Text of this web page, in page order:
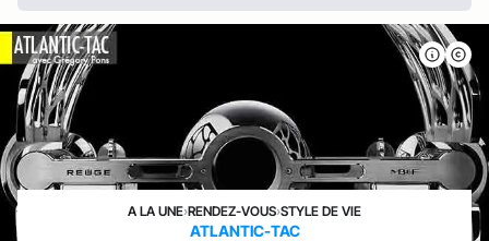
A LA UNE›RENDEZ-VOUS›STYLE DE VIE
ATLANTIC-TAC